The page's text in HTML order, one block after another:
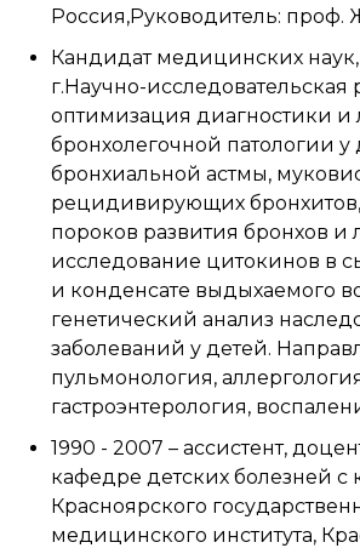
Россия,Руководитель: проф.
Кандидат медицинских наук,
г.Научно-исследовательская
оптимизация диагностики и
бронхолегочной патологии у
бронхиальной астмы,
рецидивирующих
пороков развития бронхов и
исследование цитокинов в
и конденсате выдыхаемого
генетический анализ
заболеваний у детей.
пульмонология,
гастроэнтерология,
1990 - 2007 – ассистент,
кафедре детских болезней с
Красноярского
медицинского института,